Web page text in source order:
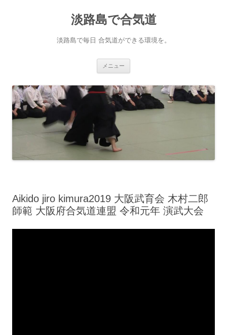
淡路島で合気道
淡路島で毎日 合気道ができる環境を。
メニュー
Aikido jiro kimura2019 大阪武育会 木村二郎
師範 大阪府合気道連盟 令和元年 演武大会